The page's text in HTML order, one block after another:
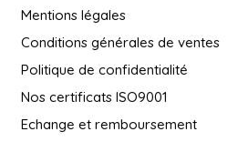
Mentions légales
Conditions générales de ventes
Politique de confidentialité
Nos certificats ISO9001
Echange et remboursement